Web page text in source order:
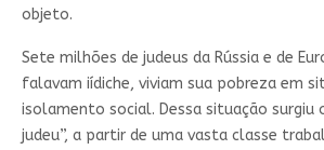
objeto.
Sete milhões de judeus da Rússia e de
falavam iídiche, viviam sua pobreza em
isolamento social. Dessa situação surgiu
judeu”, a partir de uma vasta classe